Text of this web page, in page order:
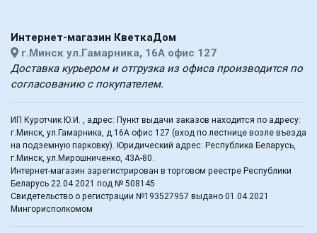
Интернет-магазин КветкаДом
г.Минск ул.Гамарника, 16А офис 127
Доставка курьером и отгрузка из офиса производится по
согласованию с покупателем.
ИП Куротчик Ю.И. , адрес: Пункт выдачи заказов находится по адресу:
г.Минск, ул.Гамарника, д.16А офис 127 (вход по лестнице возле въезда
на подземную парковку). Юридический адрес: Республика Беларусь,
г.Минск, ул.Мирошниченко, 43А-80.
Интернет-магазин зарегистрирован в торговом реестре Республики
Беларусь 22.04.2021 под № 508145
Свидетельство о регистрации №193527957 выдано 01.04.2021
Мингорисполкомом